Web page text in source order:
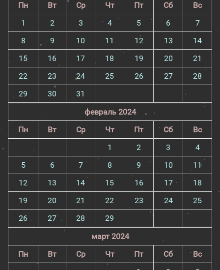
Пн
Вт Ср Чт Пт Сб
Вс
1
2 3 4 5 6
7
8
9 10 11 12 13
14
15
16 17 18 19 20
21
22
23 24 25 26 27
28
29
30
31
февраль 2024
Пн
Вт Ср Чт Пт Сб
Вс
1
2 3
4
5
6 7 8 9 10
11
12
13 14 15 16 17
18
19
20 21 22 23 24
25
26
27 28
29
март 2024
Пн
Вт Ср Чт Пт Сб
Вс